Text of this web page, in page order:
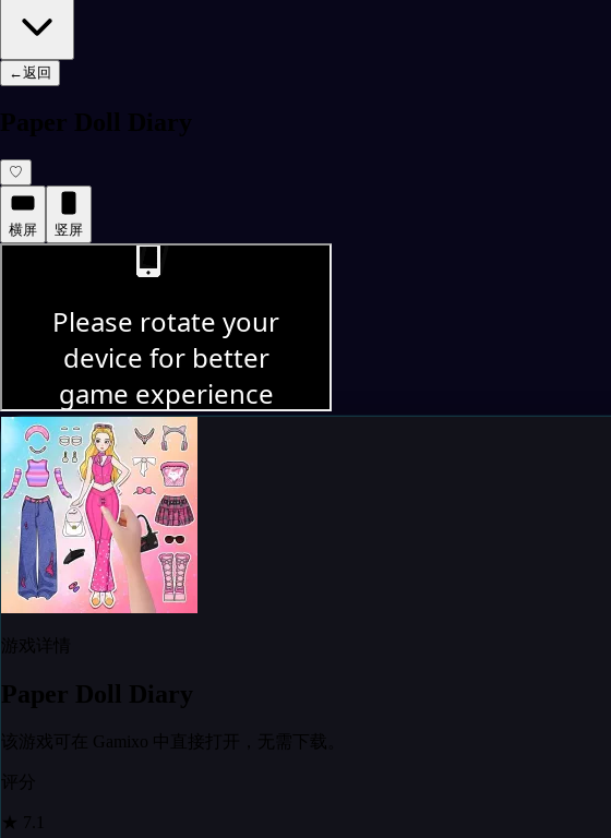
←返回
Paper Doll Diary
♡
横屏 竖屏
游戏详情
Paper Doll Diary
该游戏可在 Gamixo 中直接打开，无需下载。
评分
★ 7.1